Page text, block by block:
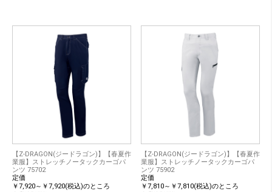
【Z-DRAGON(ジードラゴン)】【春夏作
業服】ストレッチノータックカーゴパ
ンツ 75702
定価
￥7,920～￥7,920(税込)のところ
【Z-DRAGON(ジードラゴン)】【春夏作
業服】ストレッチノータックカーゴパ
ンツ 75902
定価
￥7,810～￥7,810(税込)のところ